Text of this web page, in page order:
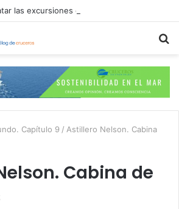
Capítulo 9 / Astillero Nelson. Cabina
Cabina de